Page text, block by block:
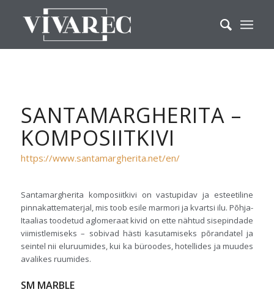
SANTAMARGHERITA –
KOMPOSIITKIVI
https://www.santamargherita.net/en/
Santamargherita komposiitkivi on vastupidav ja esteetiline
pinnakattematerjal, mis toob esile marmori ja kvartsi ilu. Põhja-
Itaalias toodetud aglomeraat kivid on ette nähtud sisepindade
viimistlemiseks – sobivad hästi kasutamiseks põrandatel ja
seintel nii eluruumides, kui ka büroodes, hotellides ja muudes
avalikes ruumides.
SM MARBLE